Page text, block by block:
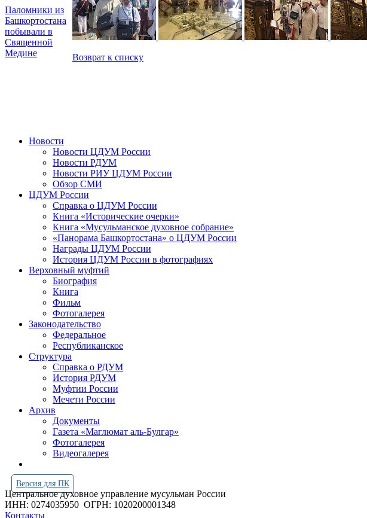
Паломники из
Башкортостана
побывали в
Священной
Медине
Возврат к списку
Новости
Новости ЦДУМ России
Новости РДУМ
Новости РИУ ЦДУМ России
Обзор СМИ
ЦДУМ России
Справка о ЦДУМ России
Книга «Исторические очерки»
Книга «Мусульманское духовное собрание»
«Панорама Башкортостана» о ЦДУМ России
Награды ЦДУМ России
История ЦДУМ России в фотографиях
Верховный муфтий
Биография
Книга
Фильм
Фотогалерея
Законодательство
Федеральное
Республиканское
Структура
Справка о РДУМ
История РДУМ
Муфтии России
Мечети России
Архив
Документы
Газета «Маглюмат аль-Булгар»
Фотогалерея
Видеогалерея
Версия для ПК
Центральное духовное управление мусульман России
ИНН: 0274035950 ОГРН: 1020200001348
Контакты